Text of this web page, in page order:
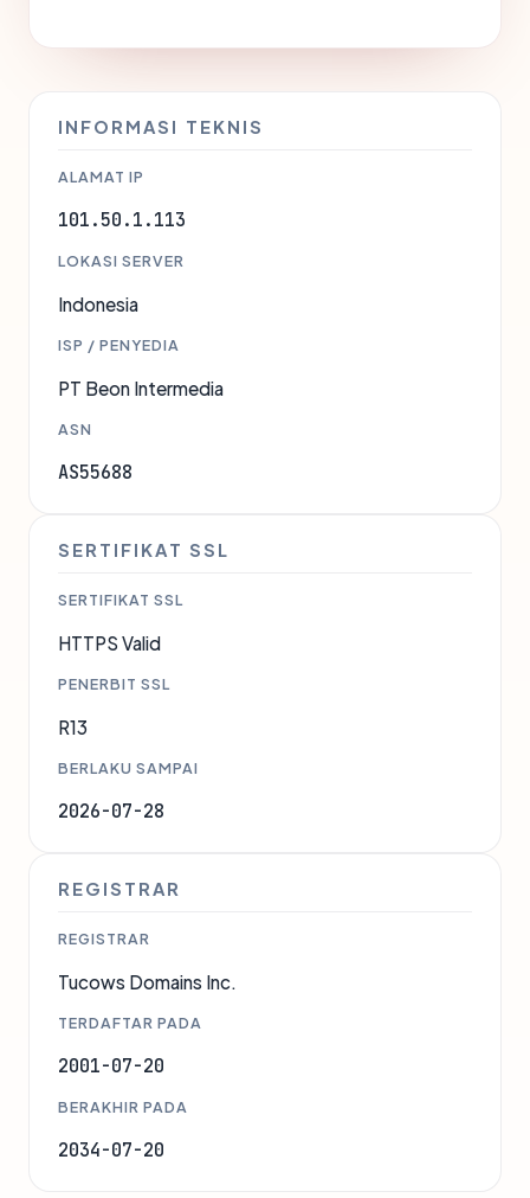
INFORMASI TEKNIS
ALAMAT IP
101.50.1.113
LOKASI SERVER
Indonesia
ISP / PENYEDIA
PT Beon Intermedia
ASN
AS55688
SERTIFIKAT SSL
SERTIFIKAT SSL
HTTPS Valid
PENERBIT SSL
R13
BERLAKU SAMPAI
2026-07-28
REGISTRAR
REGISTRAR
Tucows Domains Inc.
TERDAFTAR PADA
2001-07-20
BERAKHIR PADA
2034-07-20